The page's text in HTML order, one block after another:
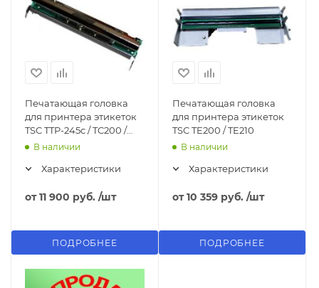
Печатающая головка
для принтера этикеток
TSC TTP-245c / TC200 /
TC210
В наличии
Характеристики
от11 900 руб. /шт
ПОДРОБНЕЕ
Печатающая головка
для принтера этикеток
TSC TE200 / TE210
В наличии
Характеристики
от10 359 руб. /шт
ПОДРОБНЕЕ